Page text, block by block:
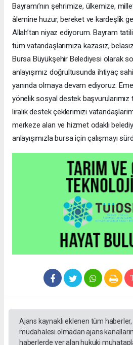
Bayramı’nın şehrimize, ülkemize,
âlemine huzur, bereket ve kardeşlik
Allah’tan niyaz ediyorum. Bayram
tüm vatandaşlarımıza kazasız,
Bursa Büyükşehir Belediyesi olarak
anlayışımız doğrultusunda ihtiyaç
yanında olmaya devam ediyoruz.
yönelik sosyal destek başvurularımız
liralık destek çeklerimizi
merkeze alan ve hizmet odaklı
anlayışımızla bursa için çalışmayı
Ajans kaynaklı eklenen tüm
müdahalesi olmadan ajans
haberlerde yer alan hukuki